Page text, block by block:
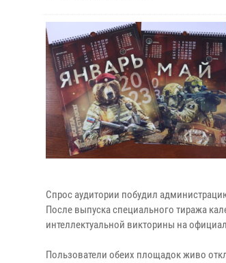
Спрос аудитории побудил
После выпуска специального тиража
интеллектуальной викторины на
Пользователи обеих площадок живо